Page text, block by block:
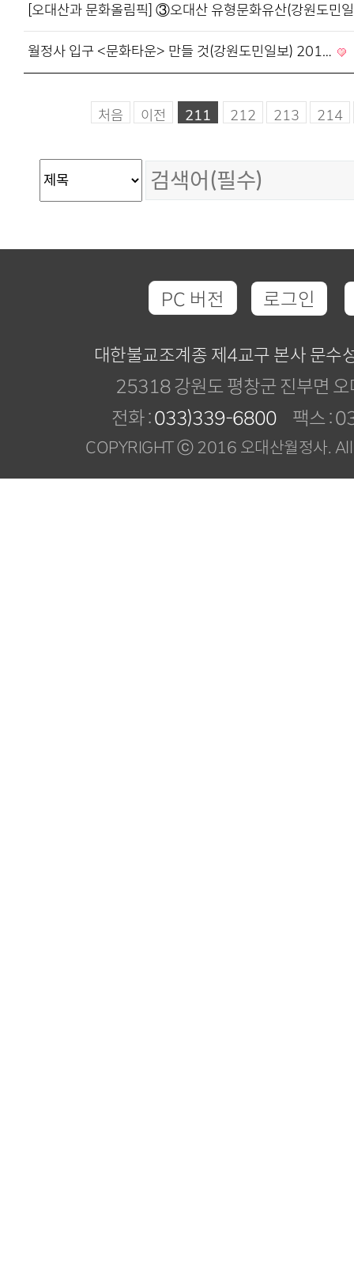
[오대산과 문화올림픽] ③오대산 유형문화유산(강원도민
월정사 입구 <문화타운> 만들 것(강원도민일보) 201…
처음 이전 211 212 213 214
PC 버전 로그인
대한불교조계종 제4교구 본사 문수
25318 강원도 평창군 진부면
전화 :033)339-6800 팩스 :
COPYRIGHT ⓒ 2016 오대산월정사.